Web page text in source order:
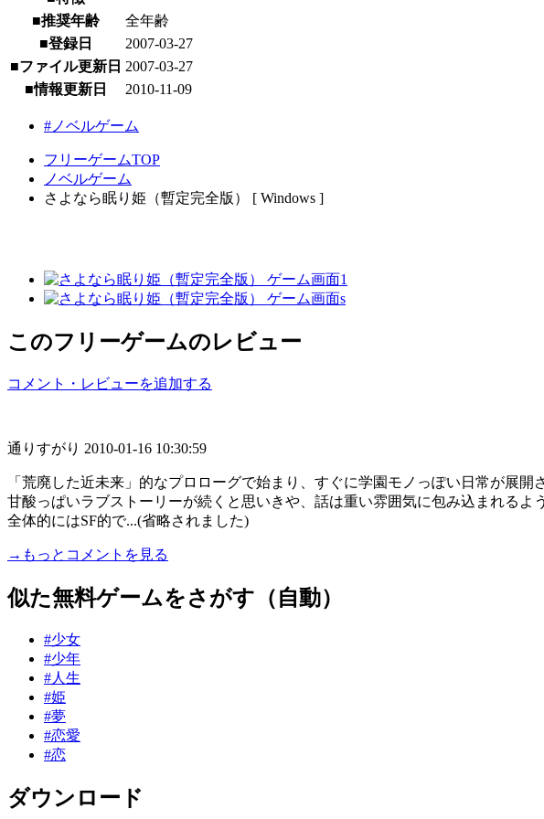
■推奨年齢
全年齢
■登録日
2007-03-27
■ファイル更新日 2007-03-27
■情報更新日
2010-11-09
#ノベルゲーム
フリーゲームTOP
ノベルゲーム
さよなら眠り姫（暫定完全版） [ Windows ]
このフリーゲームのレビュー
コメント・レビューを追加する
通りすがり 2010-01-16 10:30:59
「荒廃した近未来」的なプロローグで始まり、すぐに学園モノっぽい日常が展開
甘酸っぱいラブストーリーが続くと思いきや、話は重い雰囲気に包み込まれるよ
全体的にはSF的で...(省略されました)
→もっとコメントを見る
似た無料ゲームをさがす（自動）
#少女
#少年
#人生
#姫
#夢
#恋愛
#恋
ダウンロード